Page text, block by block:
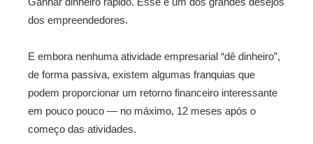
dos empreendedores.
E embora nenhuma atividade empresarial “dê dinheiro”,
de forma passiva, existem algumas franquias que
podem proporcionar um retorno financeiro interessante
em pouco pouco — no máximo, 12 meses após o
começo das atividades.